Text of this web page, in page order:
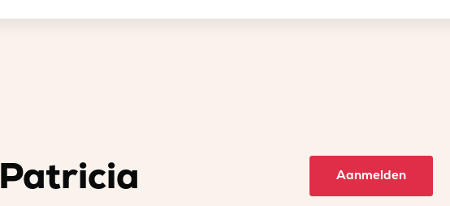
Patricia Aanmelden